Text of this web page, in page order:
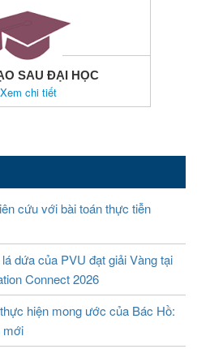
SAU ĐẠI HỌC
Xem chi tiết
cứu với bài toán thực tiễn
dứa của PVU đạt giải Vàng tại
Connect 2026
hiện mong ước của Bác Hồ:
mới